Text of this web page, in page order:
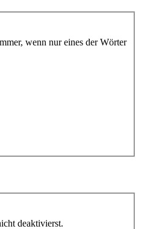
wenn nur eines der Wörter
deaktivierst.